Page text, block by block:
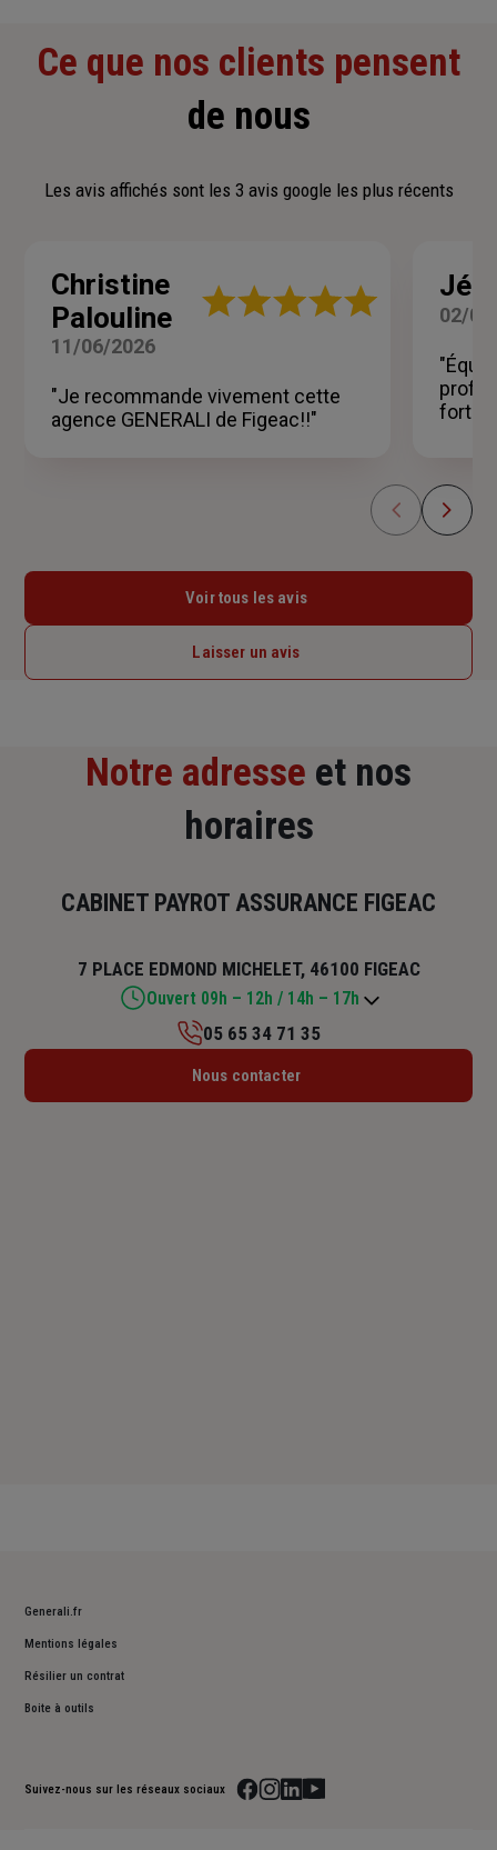
Ce que nos clients pensent
de nous
Les avis affichés sont les 3 avis google les plus récents
Christine
Palouline
Note
étoiles
11/06/2026
"Je recommande vivement cette
agence GENERALI de Figeac!!"
02/
Voir tous les avis
Laisser un avis
Notre adresse et nos
horaires
CABINET PAYROT ASSURANCE FIGEAC
7 PLACE EDMOND MICHELET, 46100 FIGEAC
Ouvert 09h – 12h / 14h – 17h
Lundi : Fermé
05 65 34 71 35
Nous contacter
Generali.fr
Mentions légales
Résilier un contrat
Boite à outils
Suivez-nous sur les réseaux sociaux